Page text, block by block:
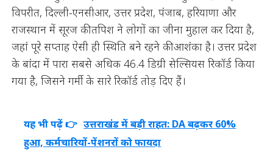
विपरीत, दिल्ली-एनसीआर, उत्तर प्रदेश, पंजाब, हरियाणा और
राजस्थान में सूरज की तपिश ने लोगों का जीना मुहाल कर दिया है,
जहां पूरे सप्ताह ऐसी ही स्थिति बने रहने की आशंका है। उत्तर प्रदेश
के बांदा में पारा सबसे अधिक 46.4 डिग्री सेल्सियस रिकॉर्ड किया
गया है, जिसने गर्मी के सारे रिकॉर्ड तोड़ दिए हैं।
यह भी पढ़ें 👉 उत्तराखंड में बड़ी राहत: DA बढ़कर 60%
हुआ, कर्मचारियों-पेंशनरों को फायदा